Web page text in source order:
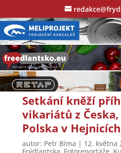
Setkání kněží
vikariátů z
Polska v Hejnicích
autor: Petr Bíma | 12. května
Frýdlantska, Fotoreportáže,